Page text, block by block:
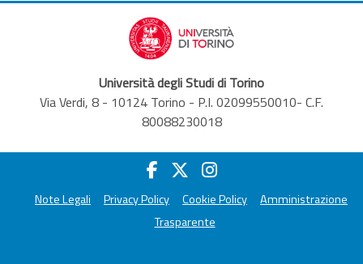
Università degli Studi di Torino
Via Verdi, 8 - 10124 Torino - P.I. 02099550010- C.F.
80088230018
Note Legali Privacy Policy Cookie Policy
Amministrazione
Trasparente